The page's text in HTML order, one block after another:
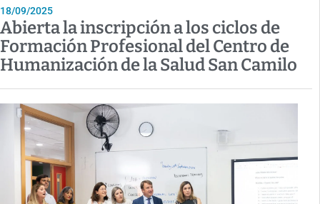
18/09/2025
Abierta la inscripción a los ciclos de
Formación Profesional del Centro de
Humanización de la Salud San Camilo